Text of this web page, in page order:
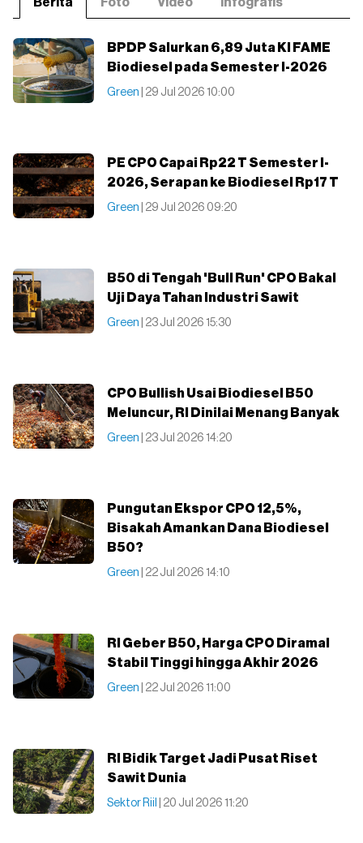
BPDP Salurkan 6,89 Juta Kl FAME
Biodiesel pada Semester I-2026
Green | 29 Jul 2026 10:00
PE CPO Capai Rp22 T Semester I-
2026, Serapan ke Biodiesel Rp17 T
Green | 29 Jul 2026 09:20
B50 di Tengah 'Bull Run' CPO Bakal
Uji Daya Tahan Industri Sawit
Green | 23 Jul 2026 15:30
CPO Bullish Usai Biodiesel B50
Meluncur, RI Dinilai Menang Banyak
Green | 23 Jul 2026 14:20
Pungutan Ekspor CPO 12,5%,
Bisakah Amankan Dana Biodiesel
B50?
Green | 22 Jul 2026 14:10
RI Geber B50, Harga CPO Diramal
Stabil Tinggi hingga Akhir 2026
Green | 22 Jul 2026 11:00
RI Bidik Target Jadi Pusat Riset
Sawit Dunia
Sektor Riil | 20 Jul 2026 11:20